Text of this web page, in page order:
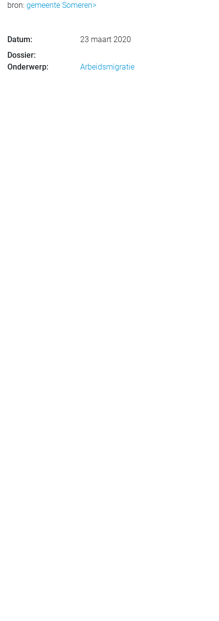
bron: gemeente Someren>
Datum:
23 maart 2020
Dossier:
Onderwerp:
Arbeidsmigratie